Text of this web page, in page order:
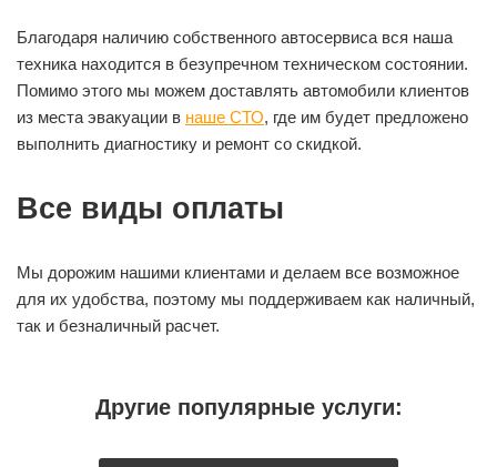
Благодаря наличию собственного автосервиса вся наша
техника находится в безупречном техническом состоянии.
Помимо этого мы можем доставлять автомобили клиентов
из места эвакуации в наше СТО, где им будет предложено
выполнить диагностику и ремонт со скидкой.
Все виды оплаты
Мы дорожим нашими клиентами и делаем все возможное
для их удобства, поэтому мы поддерживаем как наличный,
так и безналичный расчет.
Другие популярные услуги: